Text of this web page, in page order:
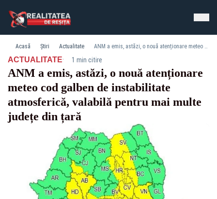
Acasă Știri Actualitate ANM a emis, astăzi, o nouă atenționare meteo cod galben de instabilitate atmosferică, valabilă pentru mai multe județe din țară
ACTUALITATE· 1 min citire
ANM a emis, astăzi, o nouă atenționare
meteo cod galben de instabilitate
atmosferică, valabilă pentru mai multe
județe din țară